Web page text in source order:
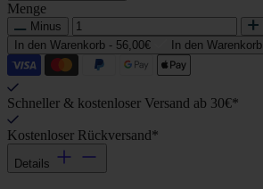
Menge
Minus
In den Warenkorb - 56,00€ In den Warenkorb
Schneller & kostenloser Versand ab 30€*
Kostenloser Rückversand*
Details